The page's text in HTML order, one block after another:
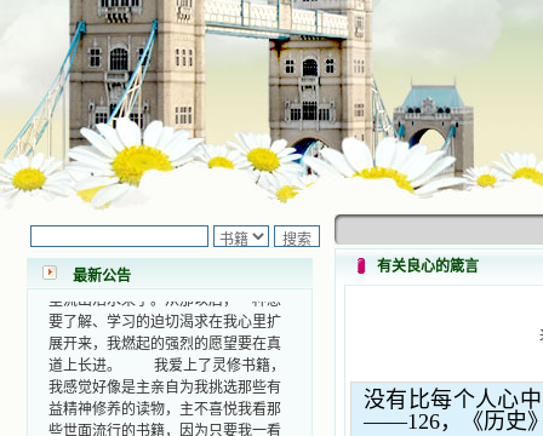
最新公告
小德兰爱心书屋最新公告 有一天，我
做了一个奇怪的梦，至今让我难忘。
梦中，我看到一本打开的用石头做的
书，我用舌头去舔它，觉得有一种甜
味，我就更用力去舔，最后从这本书
里流出活水来了。从那以后，一种想
要了解、学习的迫切渴求在我心里扩
展开来，我燃起的强烈的愿望要在真
道上长进。 我爱上了灵修书籍，
我感觉好像是主亲自为我挑选那些有
益精神修养的读物，主不喜悦我看那
些世面流行的书籍，因为只要我一看
有关良心的箴言
没有比每个人心
——126，《历史